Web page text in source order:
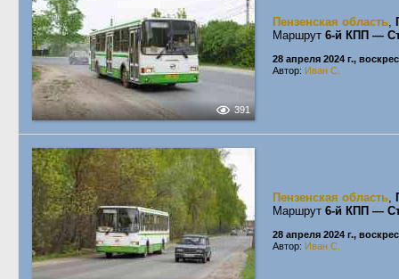
391
Пензенская область,
Маршрут 6-й КПП —
28 апреля 2024 г.,
Автор: Иван С.
Пензенская область,
Маршрут 6-й КПП —
28 апреля 2024 г.,
Автор: Иван С.